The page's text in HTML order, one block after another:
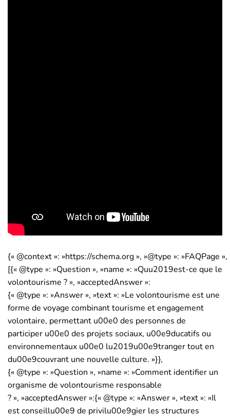
{« @context »: »https://schema.org », »@type »: »FAQPage
[{« @type »: »Question », »name »: »Quu2019est-ce que le
volontourisme ? », »acceptedAnswer »:
{« @type »: »Answer », »text »: »Le volontourisme est une
forme de voyage combinant tourisme et engagement
volontaire, permettant u00e0 des personnes de
participer u00e0 des projets sociaux, u00e9ducatifs ou
environnementaux u00e0 lu2019u00e9tranger tout en
du00e9couvrant une nouvelle culture. »}},
{« @type »: »Question », »name »: »Comment identifier un
organisme de volontourisme responsable
? », »acceptedAnswer »:{« @type »: »Answer », »text »: »Il
est conseillu00e9 de privilu00e9gier les structures